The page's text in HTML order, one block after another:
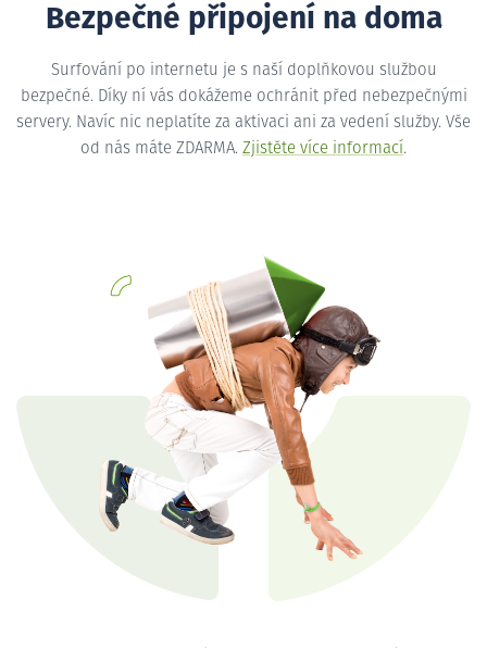
Bezpečné připojení na doma
Surfování po internetu je s naší doplňkovou službou
bezpečné. Díky ní vás dokážeme ochránit před nebezpečnými
servery. Navíc nic neplatíte za aktivaci ani za vedení služby. Vše
od nás máte ZDARMA. Zjistěte více informací.